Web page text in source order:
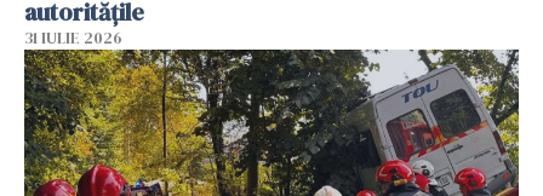
autoritățile
31 IULIE 2026